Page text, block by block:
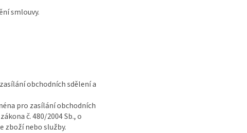
smlouvy.
obchodních sdělení a
pro zasílání obchodních
č. 480/2004 Sb., o
zboží nebo služby.